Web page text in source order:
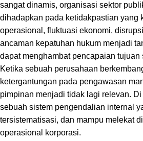
sangat dinamis, organisasi sektor
dihadapkan pada ketidakpastian yang
operasional, fluktuasi ekonomi,
ancaman kepatuhan hukum menjadi
dapat menghambat pencapaian tujuan
Ketika sebuah perusahaan
ketergantungan pada pengawasan
pimpinan menjadi tidak lagi relevan.
sebuah sistem pengendalian internal
tersistematisasi, dan mampu melekat
operasional korporasi.